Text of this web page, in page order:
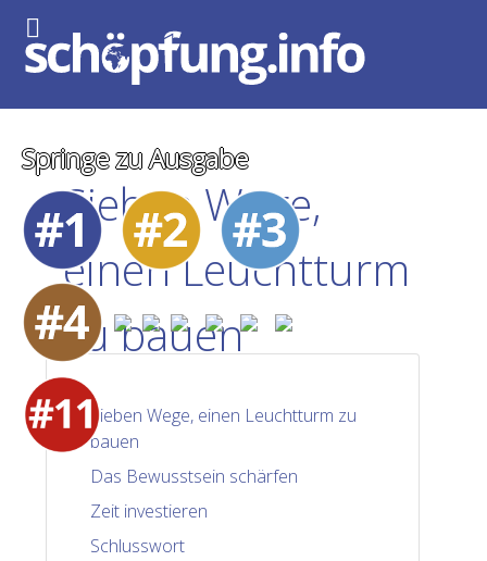
Springe zu Ausgabe
Sieben Wege,
einen Leuchtturm
zu bauen
Sieben Wege, einen Leuchtturm zu
bauen
Das Bewusstsein schärfen
Zeit investieren
Schlusswort